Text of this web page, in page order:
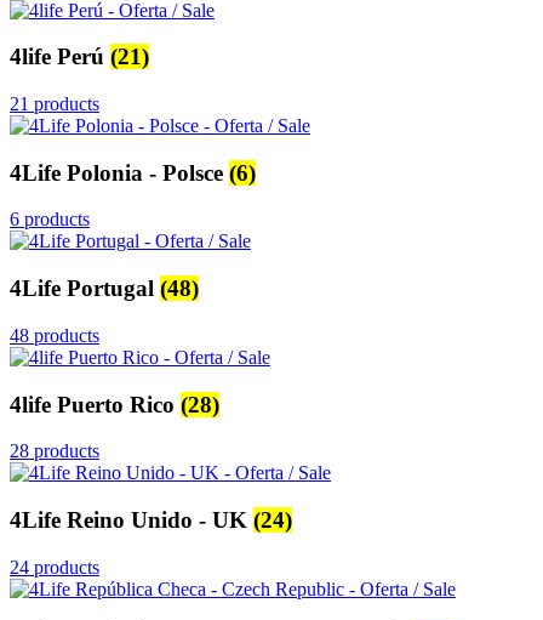
4life Perú (21)
21 products
4Life Polonia - Polsce (6)
6 products
4Life Portugal (48)
48 products
4life Puerto Rico (28)
28 products
4Life Reino Unido - UK (24)
24 products